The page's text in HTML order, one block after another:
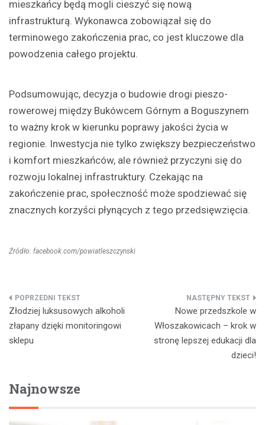
mieszkańcy będą mogli cieszyć się nową
infrastrukturą. Wykonawca zobowiązał się do
terminowego zakończenia prac, co jest kluczowe dla
powodzenia całego projektu.
Podsumowując, decyzja o budowie drogi pieszo-
rowerowej między Bukówcem Górnym a Boguszynem
to ważny krok w kierunku poprawy jakości życia w
regionie. Inwestycja nie tylko zwiększy bezpieczeństwo
i komfort mieszkańców, ale również przyczyni się do
rozwoju lokalnej infrastruktury. Czekając na
zakończenie prac, społeczność może spodziewać się
znacznych korzyści płynących z tego przedsięwzięcia.
Źródło: facebook.com/powiatleszczynski
Nawigacja
wpisu
Złodziej luksusowych alkoholi
złapany dzięki monitoringowi
sklepu
Nowe przedszkole w
Włoszakowicach – krok w
stronę lepszej edukacji dla
dzieci!
Najnowsze